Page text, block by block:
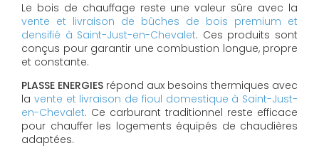
Le bois de chauffage reste une valeur sûre avec la
vente et livraison de bûches de bois premium et
densifié à Saint-Just-en-Chevalet. Ces produits sont
conçus pour garantir une combustion longue, propre
et constante.
PLASSE ENERGIES répond aux besoins thermiques avec
la vente et livraison de fioul domestique à Saint-Just-
en-Chevalet. Ce carburant traditionnel reste efficace
pour chauffer les logements équipés de chaudières
adaptées.